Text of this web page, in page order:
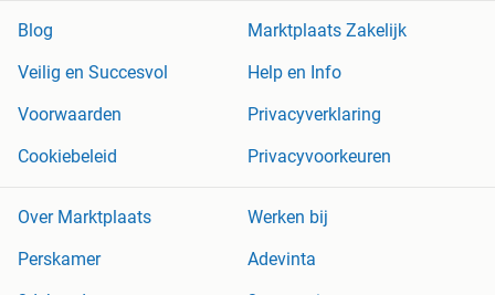
Blog
Marktplaats Zakelijk
Veilig en Succesvol
Help en Info
Voorwaarden
Privacyverklaring
Cookiebeleid
Privacyvoorkeuren
Over Marktplaats
Werken bij
Perskamer
Adevinta